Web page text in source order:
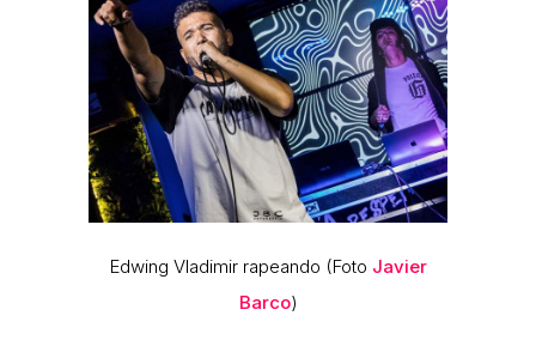
Edwing Vladimir rapeando (Foto Javier
Barco)